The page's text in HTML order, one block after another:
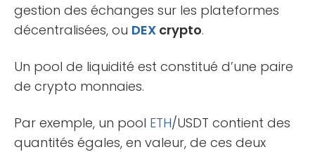
gestion des échanges sur les plateformes
décentralisées, ou DEX crypto.
Un pool de liquidité est constitué d’une paire
de crypto monnaies.
Par exemple, un pool ETH/USDT contient des
quantités égales, en valeur, de ces deux